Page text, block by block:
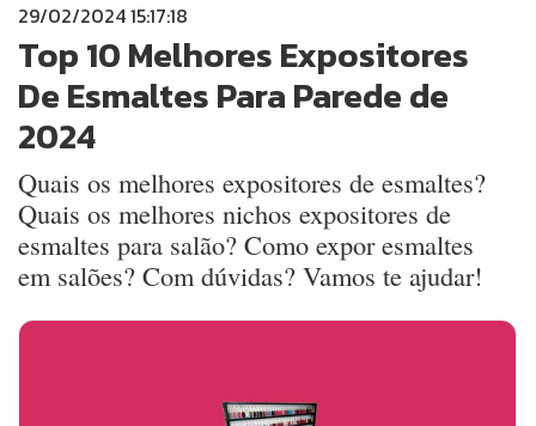
29/02/2024 15:17:18
Top 10 Melhores Expositores
De Esmaltes Para Parede de
2024
Quais os melhores expositores de esmaltes?
Quais os melhores nichos expositores de
esmaltes para salão? Como expor esmaltes
em salões? Com dúvidas? Vamos te ajudar!